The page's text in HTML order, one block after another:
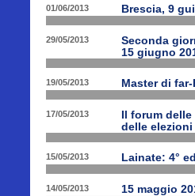
01/06/2013 Brescia, 9
29/05/2013
Seconda
15 giugno
19/05/2013 Master di
17/05/2013
Il forum
delle elezioni
15/05/2013 Lainate: 4°
14/05/2013 15 maggio